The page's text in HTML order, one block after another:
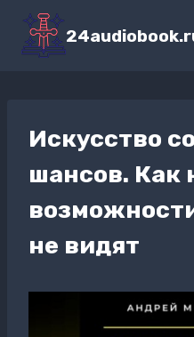
Перейти
содержимому
Искусство
шансов. Как
не видят